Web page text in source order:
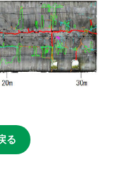
る